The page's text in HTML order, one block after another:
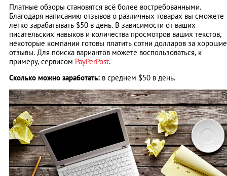
Платные обзоры становятся всё более востребованными.
Благодаря написанию отзывов о различных товарах вы сможете
легко зарабатывать $50 в день. В зависимости от ваших
писательских навыков и количества просмотров ваших текстов,
некоторые компании готовы платить сотни долларов за хорошие
отзывы. Для поиска вариантов можете воспользоваться, к
примеру, сервисом PayPerPost.
Сколько можно заработать: в среднем $50 в день.